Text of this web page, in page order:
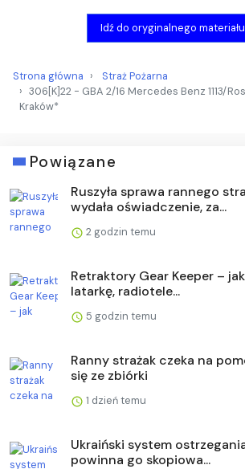
Idź do oryginalnego materiału
Strona główna
Straż Pożarna
306[K]22 - GBA 2/16 Mercedes Benz 1113/
Kraków*
Powiązane
Ruszyła sprawa rannego
wydała oświadczenie, za...
2 godzin temu
Retraktory Gear Keeper –
latarkę, radiotele...
5 godzin temu
Ranny strażak czeka na
się ze zbiórki
1 dzień temu
Ukraiński system
powinna go skopiowa...